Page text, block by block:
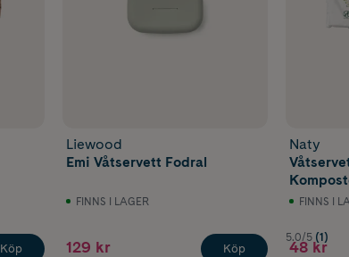
Köp
Liewood
Emi Våtservett Fodral
FINNS I LAGER
129 kr Köp
Naty
FINNS I
5.0/5 (1)
48 kr